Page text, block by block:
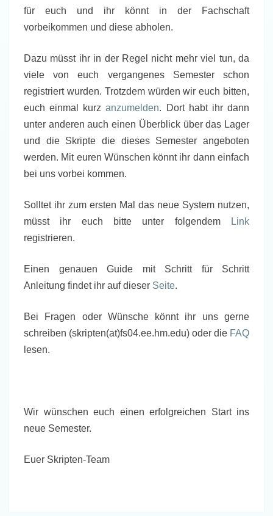
für euch und ihr könnt in der Fachschaft
vorbeikommen und diese abholen.
Dazu müsst ihr in der Regel nicht mehr viel tun, da
viele von euch vergangenes Semester schon
registriert wurden. Trotzdem würden wir euch bitten,
euch einmal kurzanzumelden. Dort habt ihr dann
unter anderen auch einen Überblick über das Lager
und die Skripte die dieses Semester angeboten
werden. Mit euren Wünschen könnt ihr dann einfach
bei uns vorbei kommen.
Solltet ihr zum ersten Mal das neue System nutzen,
müsst ihr euch bitte unter folgendem
Link
registrieren.
Einen genauen Guide mit Schritt für Schritt
Anleitung findet ihr auf dieser Seite.
Bei Fragen oder Wünsche könnt ihr uns gerne
schreiben (skripten(at)fs04.ee.hm.edu) oder die FAQ
lesen.
Wir wünschen euch einen erfolgreichen Start ins
neue Semester.
Euer Skripten-Team